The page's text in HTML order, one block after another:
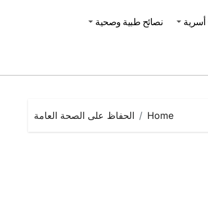
أسرية نصائح طبية وصحية
Home الحفاظ على الصحة العامة